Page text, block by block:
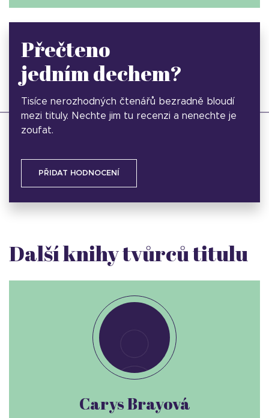
Přečteno
jedním dechem?
Tisíce nerozhodných čtenářů bezradně bloudí
mezi tituly. Nechte jim tu recenzi a nenechte je
zoufat.
PŘIDAT HODNOCENÍ
Další knihy tvůrců titulu
Carys Brayová